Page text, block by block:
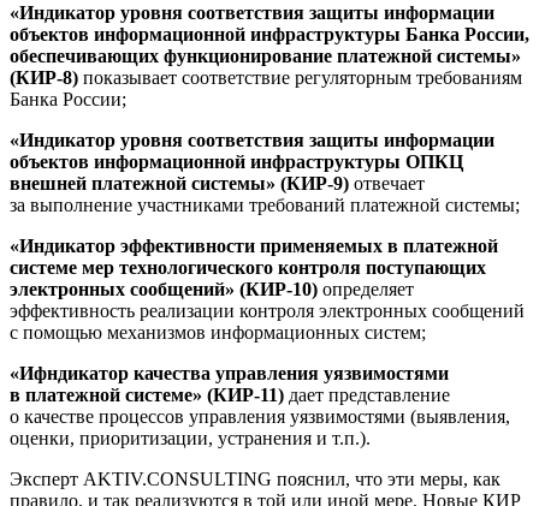
«Индикатор уровня соответствия защиты информации
объектов информационной инфраструктуры Банка России,
обеспечивающих функционирование платежной системы»
(КИР-8) показывает соответствие регуляторным требованиям
Банка России;
«Индикатор уровня соответствия защиты информации
объектов информационной инфраструктуры ОПКЦ
внешней платежной системы» (КИР-9) отвечает
за выполнение участниками требований платежной системы;
«Индикатор эффективности применяемых в платежной
системе мер технологического контроля поступающих
электронных сообщений» (КИР-10) определяет
эффективность реализации контроля электронных сообщений
с помощью механизмов информационных систем;
«Ифндикатор качества управления уязвимостями
в платежной системе» (КИР-11) дает представление
о качестве процессов управления уязвимостями (выявления,
оценки, приоритизации, устранения и т.п.).
Эксперт AKTIV.CОNSULTING пояснил, что эти меры, как
правило, и так реализуются в той или иной мере. Новые КИР